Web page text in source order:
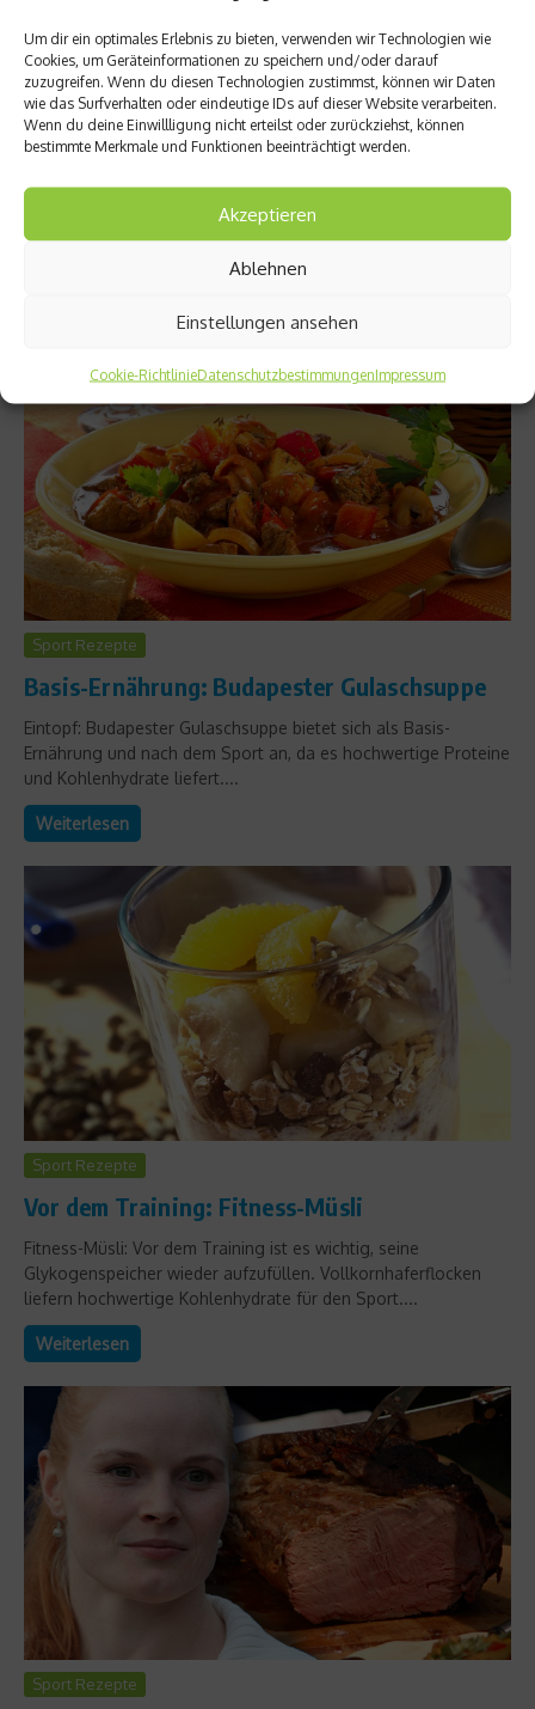
Um dir ein optimales Erlebnis zu bieten, verwenden wir Technologien wie
Cookies, um Geräteinformationen zu speichern und/oder darauf
zuzugreifen. Wenn du diesen Technologien zustimmst, können wir Daten
wie das Surfverhalten oder eindeutige IDs auf dieser Website verarbeiten.
Wenn du deine Einwillligung nicht erteilst oder zurückziehst, können
bestimmte Merkmale und Funktionen beeinträchtigt werden.
Akzeptieren
Ablehnen
Einstellungen ansehen
Cookie-RichtlinieDatenschutzbestimmungenImpressum
Sport Rezepte
Nach dem Training sind Saté-Spieße ideal: Hühnerfleisch liefert
Proteine, Erdnüsse Energie zur Regeneration und Sambal
Oelek kurbelt die Fettverbrennung an....
Sport Rezepte
Basis-Ernährung: Budapester Gulaschsuppe
Eintopf: Budapester Gulaschsuppe bietet sich als Basis-
Ernährung und nach dem Sport an, da es hochwertige Proteine
und Kohlenhydrate liefert....
Weiterlesen
Sport Rezepte
Vor dem Training: Fitness-Müsli
Fitness-Müsli: Vor dem Training ist es wichtig, seine
Glykogenspeicher wieder aufzufüllen. Vollkornhaferflocken
liefern hochwertige Kohlenhydrate für den Sport....
Weiterlesen
Sport Rezepte